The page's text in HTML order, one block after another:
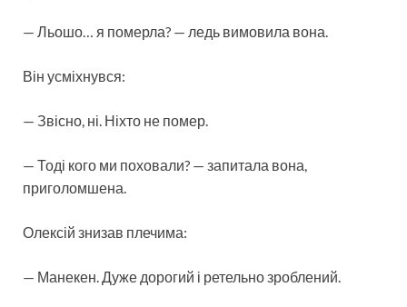
— Льошо… я померла? — ледь вимовила вона.
Він усміхнувся:
— Звісно, ні. Ніхто не помер.
— Тоді кого ми поховали? — запитала вона,
приголомшена.
Олексій знизав плечима:
— Манекен. Дуже дорогий і ретельно зроблений.